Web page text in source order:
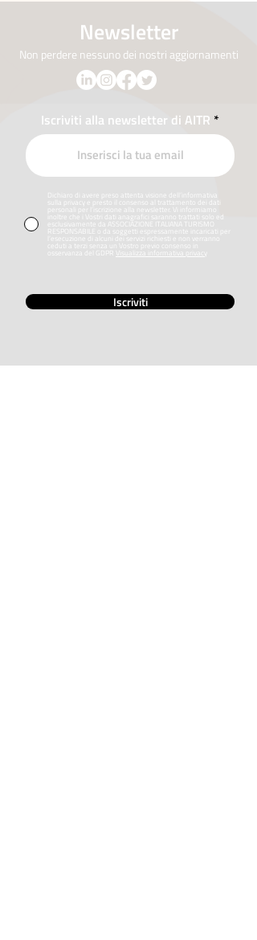
Newsletter
Non perdere nessuno dei nostri aggiornamenti
Iscriviti alla newsletter di AITR
Dichiaro di avere preso attenta visione dell’informativa
sulla privacy e presto il consenso al trattamento dei dati
personali per l’iscrizione alla newsletter. Vi informiamo
inoltre che i Vostri dati anagrafici saranno trattati solo ed
esclusivamente da ASSOCIAZIONE ITALIANA TURISMO
RESPONSABILE o da soggetti espressamente incaricati per
l’esecuzione di alcuni dei servizi richiesti e non verranno
ceduti a terzi senza un Vostro previo consenso in
osservanza del GDPR Visualizza informativa privacy
Iscriviti